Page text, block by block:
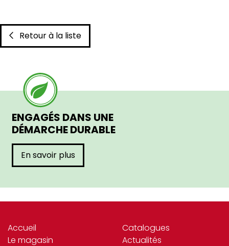
Retour à la liste
ENGAGÉS DANS UNE
DÉMARCHE DURABLE
En savoir plus
Accueil
Le magasin
Catalogues
Actualités